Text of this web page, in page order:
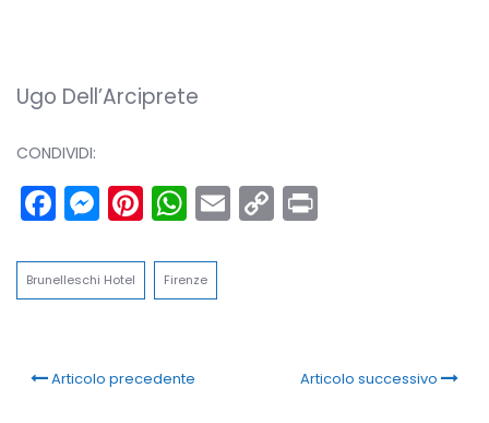
Ugo Dell’Arciprete
CONDIVIDI:
Facebook
Messenger
Pinterest
WhatsApp
Email
Copy
Brunelleschi Hotel Firenze
Articolo precedente Articolo successivo